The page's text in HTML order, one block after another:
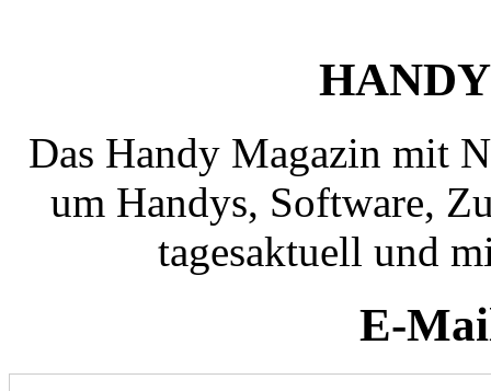
HANDY
Das Handy Magazin mit
um Handys, Software,
tagesaktuell und
E-